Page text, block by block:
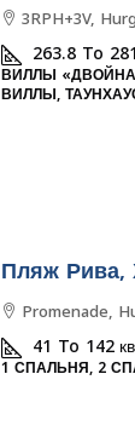
3RPH+3V,
263.8 To
ВИЛЛЫ
ВИЛЛЫ,
Пляж Рива,
Promenade,
41 To 142
1 СПАЛЬНЯ, 2